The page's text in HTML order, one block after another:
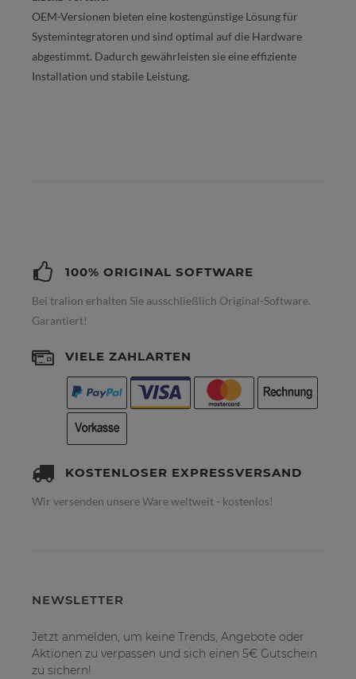
OEM-Versionen bieten eine kostengünstige Lösung für
Systemintegratoren und sind optimal auf die Hardware
abgestimmt. Dadurch gewährleisten sie eine effiziente
Installation und stabile Leistung.
100% ORIGINAL SOFTWARE
Bei tralion erhalten Sie ausschließlich Original-Software.
Garantiert!
VIELE ZAHLARTEN
KOSTENLOSER EXPRESSVERSAND
Wir versenden unsere Ware weltweit - kostenlos!
NEWSLETTER
Jetzt anmelden, um keine Trends, Angebote oder
Aktionen zu verpassen und sich einen 5€ Gutschein
zu sichern!